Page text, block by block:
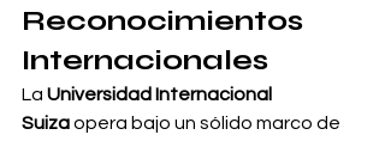
Reconocimientos
Internacionales
La Universidad Internacional
Suiza opera bajo un sólido marco de